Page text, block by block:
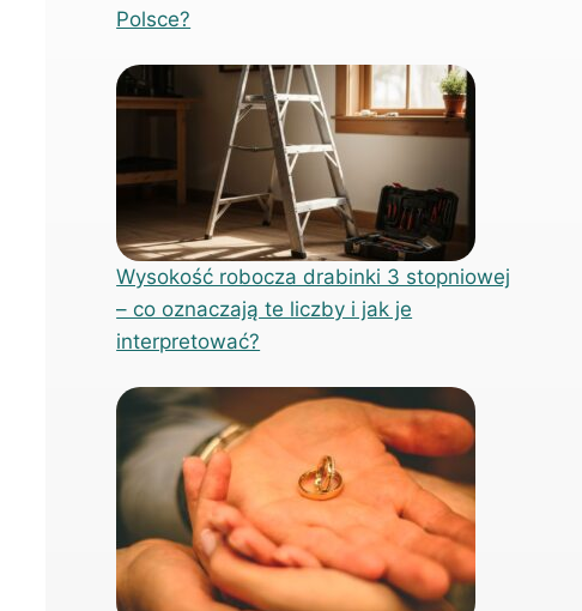
Polsce?
Wysokość robocza drabinki 3 stopniowej
– co oznaczają te liczby i jak je
interpretować?